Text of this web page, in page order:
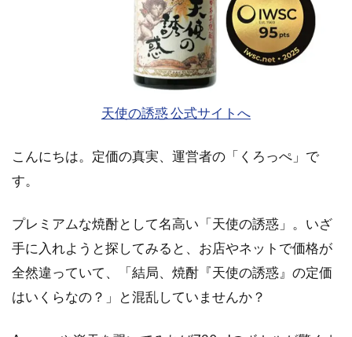
天使の誘惑 公式サイトへ
こんにちは。定価の真実、運営者の「くろっぺ」で
す。
プレミアムな焼酎として名高い「天使の誘惑」。いざ
手に入れようと探してみると、お店やネットで価格が
全然違っていて、「結局、焼酎『天使の誘惑』の定価
はいくらなの？」と混乱していませんか？